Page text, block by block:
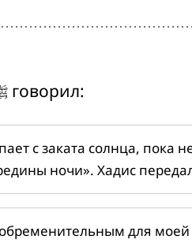
Посланник Аллаха ﷺ говорил:
с заката солнца, пока
ночи». Хадис
для